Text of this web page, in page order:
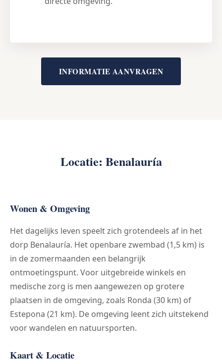
INFORMATIE AANVRAGEN
Locatie: Benalauría
Wonen & Omgeving
Het dagelijks leven speelt zich grotendeels af in het
dorp Benalauría. Het openbare zwembad (1,5 km) is
in de zomermaanden een belangrijk
ontmoetingspunt. Voor uitgebreide winkels en
medische zorg is men aangewezen op grotere
plaatsen in de omgeving, zoals Ronda (30 km) of
Estepona (21 km). De omgeving leent zich uitstekend
voor wandelen en natuursporten.
Kaart & Locatie